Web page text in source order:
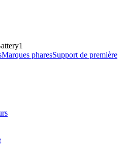
1
Marques pharesSupport de première